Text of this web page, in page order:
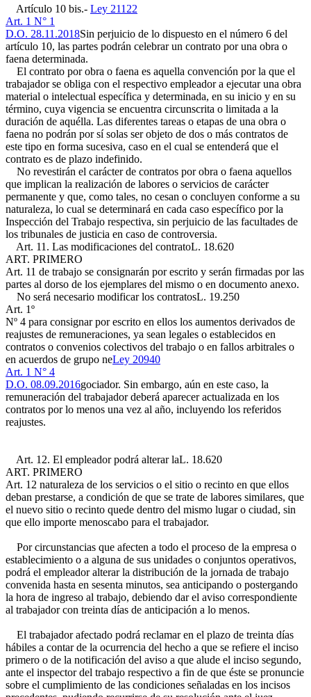
Artículo 10 bis.- Ley 21122
Art. 1 N° 1
D.O. 28.11.2018Sin perjuicio de lo dispuesto en el número 6 del
artículo 10, las partes podrán celebrar un contrato por una obra o
faena determinada.
El contrato por obra o faena es aquella convención por la que el
trabajador se obliga con el respectivo empleador a ejecutar una obra
material o intelectual específica y determinada, en su inicio y en su
término, cuya vigencia se encuentra circunscrita o limitada a la
duración de aquélla. Las diferentes tareas o etapas de una obra o
faena no podrán por sí solas ser objeto de dos o más contratos de
este tipo en forma sucesiva, caso en el cual se entenderá que el
contrato es de plazo indefinido.
No revestirán el carácter de contratos por obra o faena aquellos
que implican la realización de labores o servicios de carácter
permanente y que, como tales, no cesan o concluyen conforme a su
naturaleza, lo cual se determinará en cada caso específico por la
Inspección del Trabajo respectiva, sin perjuicio de las facultades de
los tribunales de justicia en caso de controversia.
Art. 11. Las modificaciones del contratoL. 18.620
ART. PRIMERO
Art. 11 de trabajo se consignarán por escrito y serán firmadas por las
partes al dorso de los ejemplares del mismo o en documento anexo.
No será necesario modificar los contratosL. 19.250
Art. 1º
Nº 4 para consignar por escrito en ellos los aumentos derivados de
reajustes de remuneraciones, ya sean legales o establecidos en
contratos o convenios colectivos del trabajo o en fallos arbitrales o
en acuerdos de grupo neLey 20940
Art. 1 N° 4
D.O. 08.09.2016gociador. Sin embargo, aún en este caso, la
remuneración del trabajador deberá aparecer actualizada en los
contratos por lo menos una vez al año, incluyendo los referidos
reajustes.
Art. 12. El empleador podrá alterar laL. 18.620
ART. PRIMERO
Art. 12 naturaleza de los servicios o el sitio o recinto en que ellos
deban prestarse, a condición de que se trate de labores similares, que
el nuevo sitio o recinto quede dentro del mismo lugar o ciudad, sin
que ello importe menoscabo para el trabajador.
Por circunstancias que afecten a todo el proceso de la empresa o
establecimiento o a alguna de sus unidades o conjuntos operativos,
podrá el empleador alterar la distribución de la jornada de trabajo
convenida hasta en sesenta minutos, sea anticipando o postergando
la hora de ingreso al trabajo, debiendo dar el aviso correspondiente
al trabajador con treinta días de anticipación a lo menos.
El trabajador afectado podrá reclamar en el plazo de treinta días
hábiles a contar de la ocurrencia del hecho a que se refiere el inciso
primero o de la notificación del aviso a que alude el inciso segundo,
ante el inspector del trabajo respectivo a fin de que éste se pronuncie
sobre el cumplimiento de las condiciones señaladas en los incisos